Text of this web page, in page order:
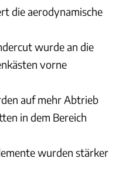
die aerodynamische
wurde an die
vorne
auf mehr Abtrieb
in dem Bereich
wurden stärker